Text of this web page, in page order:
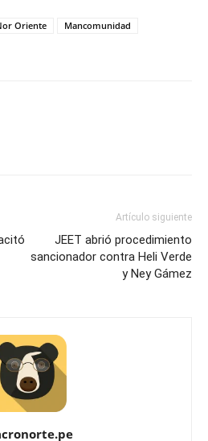
Oriente
Mancomunidad
Artículo siguiente
JEET abrió procedimiento
sancionador contra Heli Verde
y Ney Gámez